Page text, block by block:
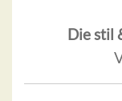
Die stil